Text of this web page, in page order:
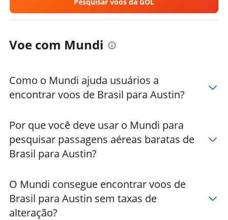
Voe com Mundi
Como o Mundi ajuda usuários a
encontrar voos de Brasil para Austin?
Por que você deve usar o Mundi para
pesquisar passagens aéreas baratas de
Brasil para Austin?
O Mundi consegue encontrar voos de
Brasil para Austin sem taxas de
alteração?